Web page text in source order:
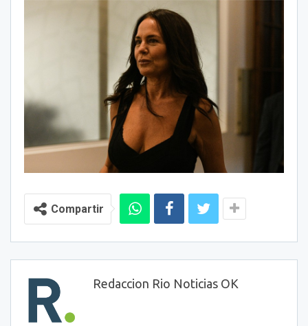
Compartir
Redaccion Rio Noticias OK